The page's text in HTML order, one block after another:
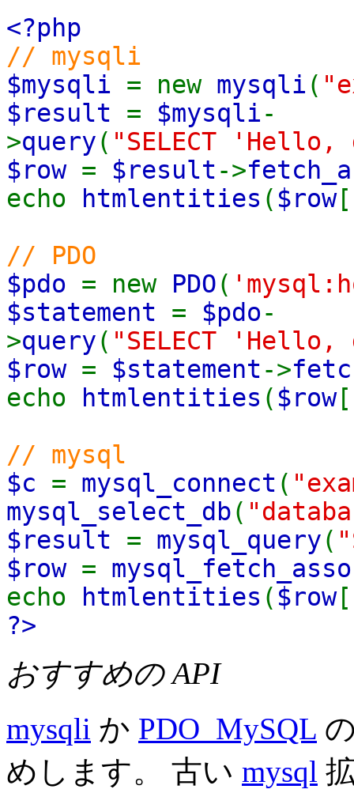
<?php
// mysqli
$mysqli = new mysqli (
$result = $mysqli-
>query( "SELECT 'Hello,
$row = $result->
echo
htmlentities ( $row[
// PDO
$pdo = new PDO(
$statement = $pdo-
>query( "SELECT 'Hello,
$row = $statement->
echo
htmlentities ( $row[
// mysql
$c = mysql_connect (
mysql_select_db(
$result = mysql_query(
$row =
echo
htmlentities ( $row[
?>
おすすめの API
mysqli か PDO_MySQL
めします。 古い mysql